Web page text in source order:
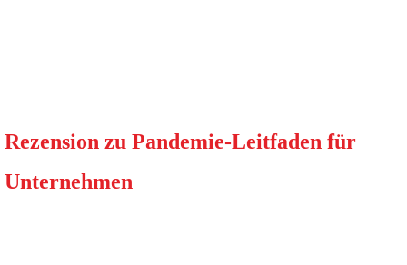
Rezension zu Pandemie-Leitfaden für
Unternehmen